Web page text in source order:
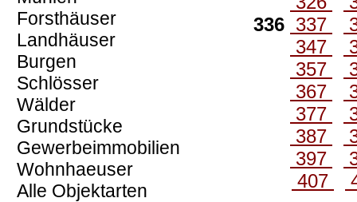
Forsthäuser
Landhäuser
Burgen
Schlösser
Wälder
Grundstücke
Gewerbeimmobilien
Wohnhaeuser
Alle Objektarten
336 337
347
357
367
377
387
397
407